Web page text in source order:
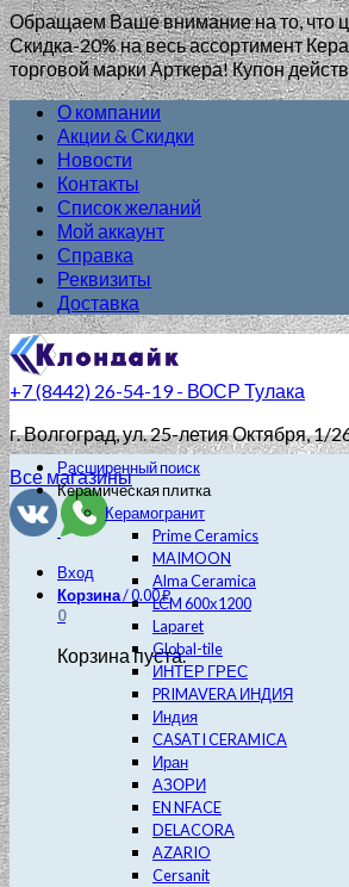
Обращаем Ваше внимание на то, что
Скидка-20% на весь ассортимент
торговой марки Арткера! Купон
О компании
Акции & Скидки
Новости
Контакты
Список желаний
Мой аккаунт
Справка
Реквизиты
Доставка
+7 (8442) 26-54-19 - ВОСР Тулака
г. Волгоград, ул. 25-летия Октября, 1/
Все магазины
Вход
Корзина/0.00₽
0
Корзина пуста.
Расширенный поиск
Керамическая плитка
Керамогранит
Prime Ceramics
MAIMOON
Alma Ceramica
LCM 600х1200
Laparet
Global-tile
ИНТЕР ГРЕС
PRIMAVERA ИНДИЯ
Индия
CASATI CERAMICA
Иран
АЗОРИ
EN NFACE
DELACORA
AZARIO
Cersanit